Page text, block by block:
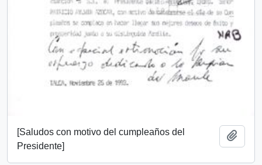
[Saludos con motivo del cumpleaños del
Presidente]